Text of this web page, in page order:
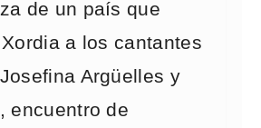
de un país que
a los cantantes
Argüelles y
encuentro de